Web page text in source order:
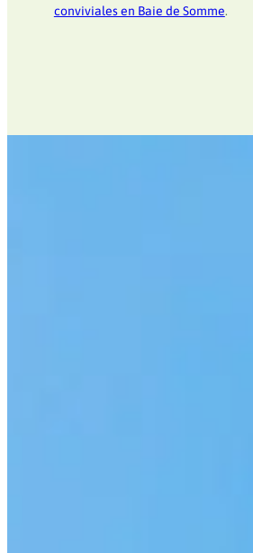
conviviales en Baie de Somme.